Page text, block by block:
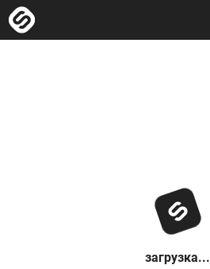
загрузка...